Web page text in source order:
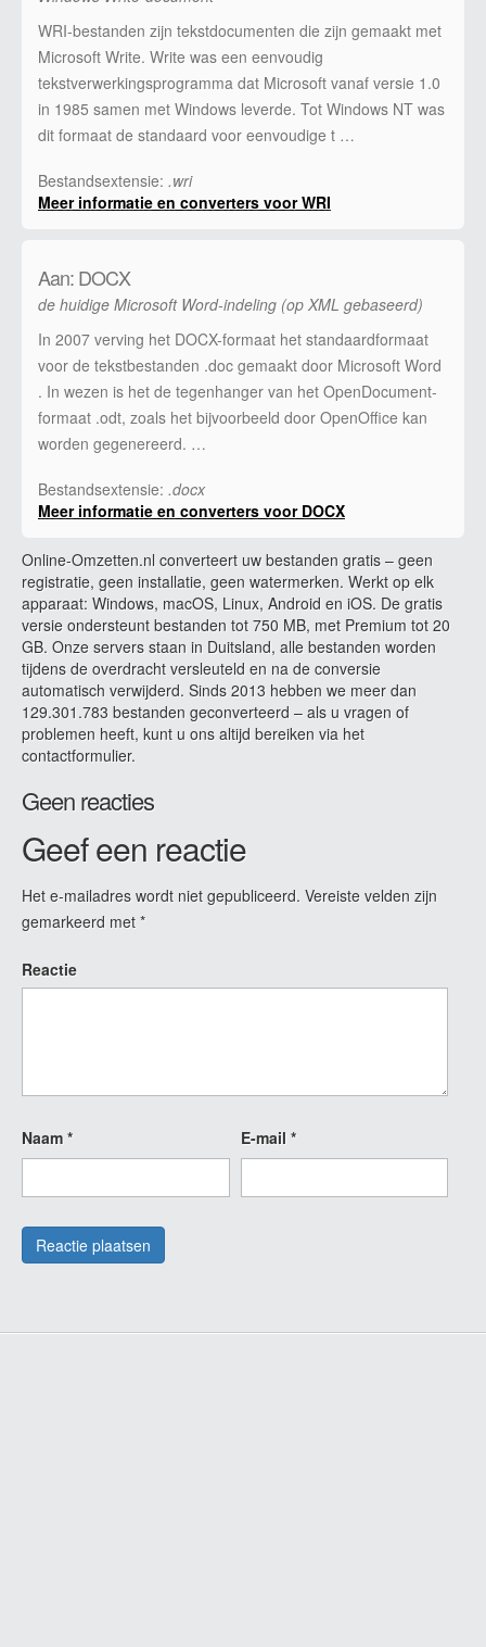
WRI-bestanden zijn tekstdocumenten die zijn gemaakt met
Microsoft Write. Write was een eenvoudig
tekstverwerkingsprogramma dat Microsoft vanaf versie 1.0
in 1985 samen met Windows leverde. Tot Windows NT was
dit formaat de standaard voor eenvoudige t …
Bestandsextensie: .wri
Meer informatie en converters voor WRI
Aan: DOCX
de huidige Microsoft Word-indeling (op XML gebaseerd)
In 2007 verving het DOCX-formaat het standaardformaat
voor de tekstbestanden .doc gemaakt door Microsoft Word
. In wezen is het de tegenhanger van het OpenDocument-
formaat .odt, zoals het bijvoorbeeld door OpenOffice kan
worden gegenereerd. …
Bestandsextensie: .docx
Meer informatie en converters voor DOCX
Online-Omzetten.nl converteert uw bestanden gratis – geen
registratie, geen installatie, geen watermerken. Werkt op elk
apparaat: Windows, macOS, Linux, Android en iOS. De gratis
versie ondersteunt bestanden tot 750 MB, met Premium tot 20
GB. Onze servers staan in Duitsland, alle bestanden worden
tijdens de overdracht versleuteld en na de conversie
automatisch verwijderd. Sinds 2013 hebben we meer dan
129.301.783 bestanden geconverteerd – als u vragen of
problemen heeft, kunt u ons altijd bereiken via het
contactformulier.
Geen reacties
Geef een reactie
Het e-mailadres wordt niet gepubliceerd. Vereiste velden zijn
gemarkeerd met *
Reactie
Naam * E-mail *